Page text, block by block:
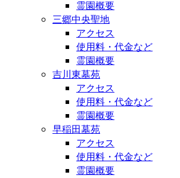
霊園概要
三郷中央聖地
アクセス
使用料・代金など
霊園概要
吉川東墓苑
アクセス
使用料・代金など
霊園概要
早稲田墓苑
アクセス
使用料・代金など
霊園概要